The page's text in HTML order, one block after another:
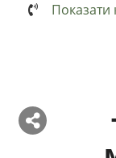
Показати